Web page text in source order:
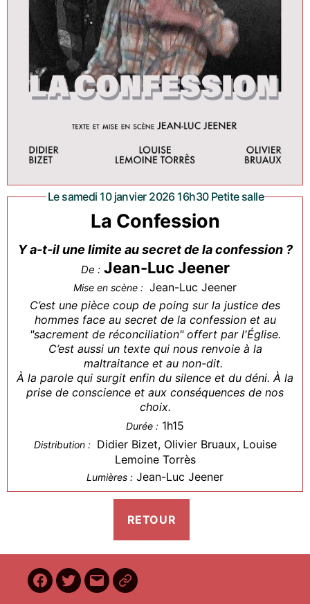
Le samedi 10 janvier 2026 16h30 Petite salle
La Confession
Y a-t-il une limite au secret de la confession ?
De : Jean-Luc Jeener
Mise en scène : Jean-Luc Jeener
C’est une pièce coup de poing sur la justice des
hommes face au secret de la confession et au
"sacrement de réconciliation" offert par l'Église.
C’est aussi un texte qui nous renvoie à la
maltraitance et au non-dit.
À la parole qui surgit enfin du silence et du déni. À la
prise de conscience et aux conséquences de nos
choix.
Durée : 1h15
Distribution : Didier Bizet, Olivier Bruaux, Louise
Lemoine Torrès
Lumières : Jean-Luc Jeener
Facebook
Twitter
E-
BilletReduc